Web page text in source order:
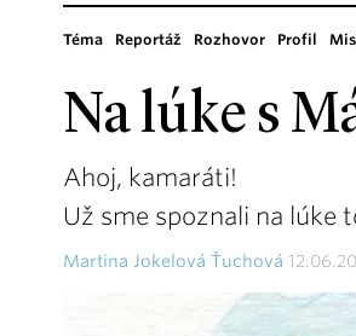
Téma Reportáž Rozhovor Profil
Na lúke s
Ahoj, kamaráti!
Už sme spoznali na lúke
Martina Jokelová Ťuchová